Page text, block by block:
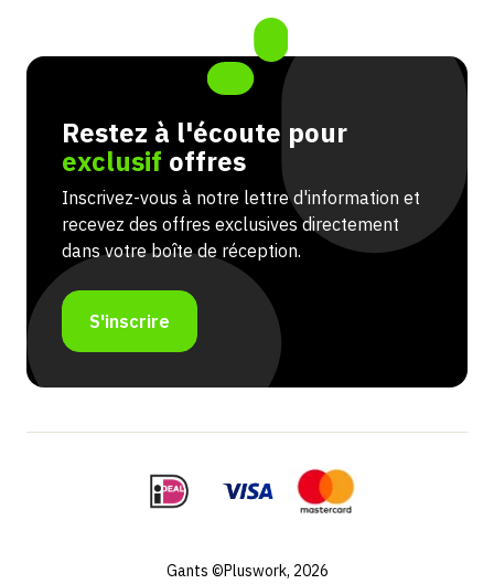
Restez à l'écoute pour
exclusif offres
Inscrivez-vous à notre lettre d'information et
recevez des offres exclusives directement
dans votre boîte de réception.
S'inscrire
Gants ©Pluswork, 2026